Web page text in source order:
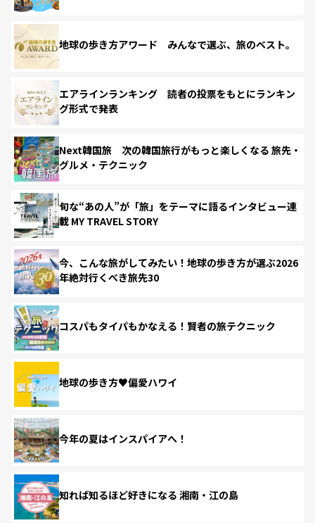
地球の歩き方アワード みんなで選ぶ、旅のベスト。
エアラインランキング 読者の投票をもとにランキン
グ形式で発表
Next韓国旅 次の韓国旅行がもっと楽しくなる 旅先・
グルメ・テクニック
旬な“あの人”が「旅」をテーマに語るインタビュー連
載 MY TRAVEL STORY
今、こんな旅がしてみたい！地球の歩き方が選ぶ2026
年絶対行くべき旅先30
コスパもタイパもかなえる！賢者の旅テクニック
地球の歩き方♥偏愛ハワイ
今年の夏はインスパイアへ！
知れば知るほど好きになる 湘南・江の島